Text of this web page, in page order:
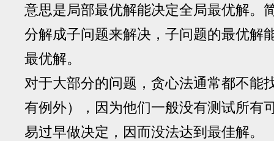
意思是局部最优解能决定全局最优解。
分解成子问题来解决，子问题的最优解
最优解。
对于大部分的问题，贪心法通常都不能
有例外），因为他们一般没有测试所有
易过早做决定，因而没法达到最佳解。